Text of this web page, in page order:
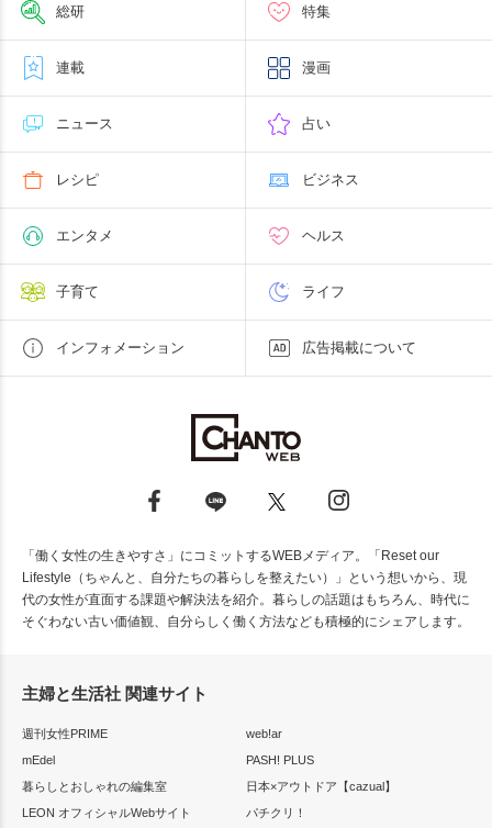
総研 特集
連載 漫画
ニュース 占い
レシピ ビジネス
エンタメ ヘルス
子育て ライフ
インフォメーション 広告掲載について
「働く女性の生きやすさ」にコミットするWEBメディア。「Reset our
Lifestyle（ちゃんと、自分たちの暮らしを整えたい）」という想いから、現
代の女性が直面する課題や解決法を紹介。暮らしの話題はもちろん、時代に
そぐわない古い価値観、自分らしく働く方法なども積極的にシェアします。
主婦と生活社 関連サイト
週刊女性PRIME
web!ar
mEdel
PASH! PLUS
暮らしとおしゃれの編集室
日本×アウトドア【cazual】
LEON オフィシャルWebサイト
パチクリ！